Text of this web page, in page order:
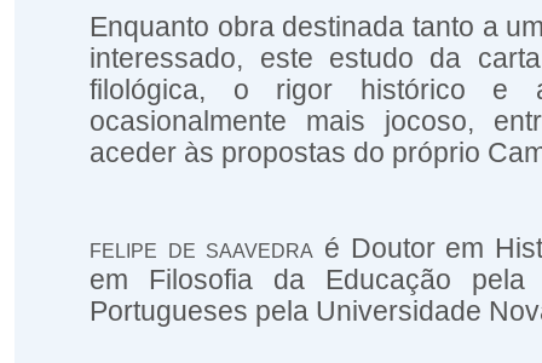
Enquanto obra destinada tanto a
interessado, este estudo da
filológica, o rigor histórico e
ocasionalmente mais jocoso,
aceder às propostas do próprio
felipe de saavedra é Doutor em
em Filosofia da Educação
Portugueses pela Universidade